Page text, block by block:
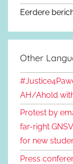
Eerdere
Other
AH/Ahold
Protest by
far-right
for new
Press